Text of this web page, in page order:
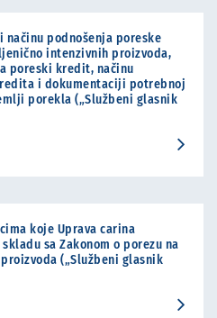
podnošenja poreske
intenzivnih proizvoda,
poreski kredit, načinu
i dokumentaciji potrebnoj
porekla („Službeni glasnik
koje Uprava carina
sa Zakonom o porezu na
(„Službeni glasnik